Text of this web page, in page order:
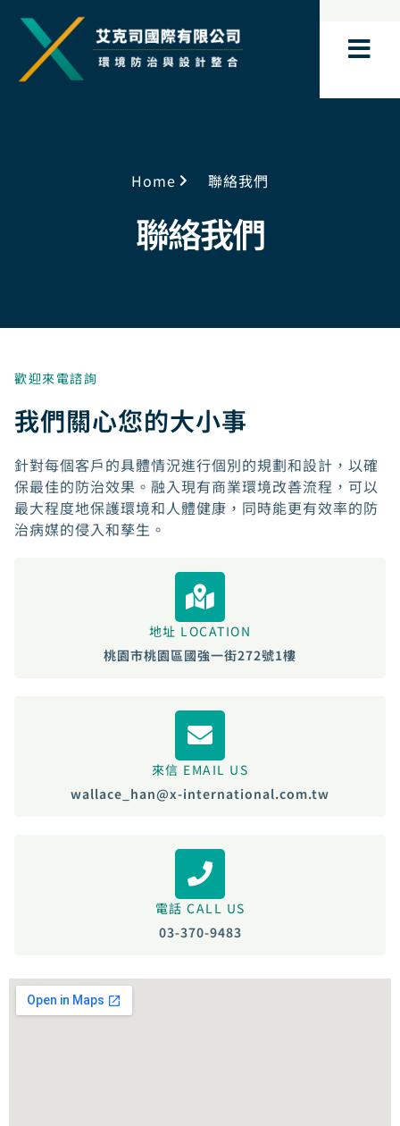
Home 聯絡我們
聯絡我們
歡迎來電諮詢
我們關心您的大小事
針對每個客戶的具體情況進行個別的規劃和設計，以確
保最佳的防治效果。融入現有商業環境改善流程，可以
最大程度地保護環境和人體健康，同時能更有效率的防
治病媒的侵入和孳生。
地址 LOCATION
桃園市桃園區國強一街272號1樓
來信 EMAIL US
wallace_han@x-international.com.tw
電話 CALL US
03-370-9483